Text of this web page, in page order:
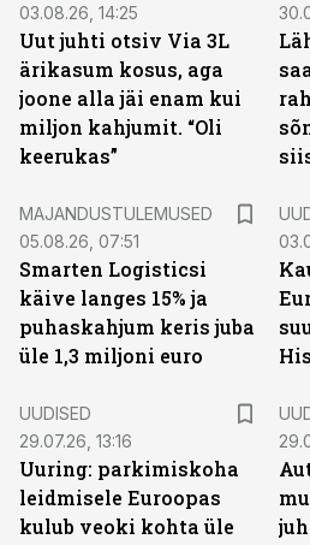
03.08.26, 14:25
Uut juhti otsiv Via 3L
ärikasum kosus, aga
joone alla jäi enam kui
miljon kahjumit. “Oli
keerukas”
MAJANDUSTULEMUSED
05.08.26, 07:51
Smarten Logisticsi
käive langes 15% ja
puhaskahjum keris juba
üle 1,3 miljoni euro
UUDISED
29.07.26, 13:16
Uuring: parkimiskoha
leidmisele Euroopas
kulub veoki kohta üle